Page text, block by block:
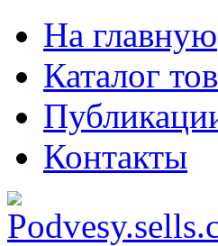
На главную
Каталог
Контакты